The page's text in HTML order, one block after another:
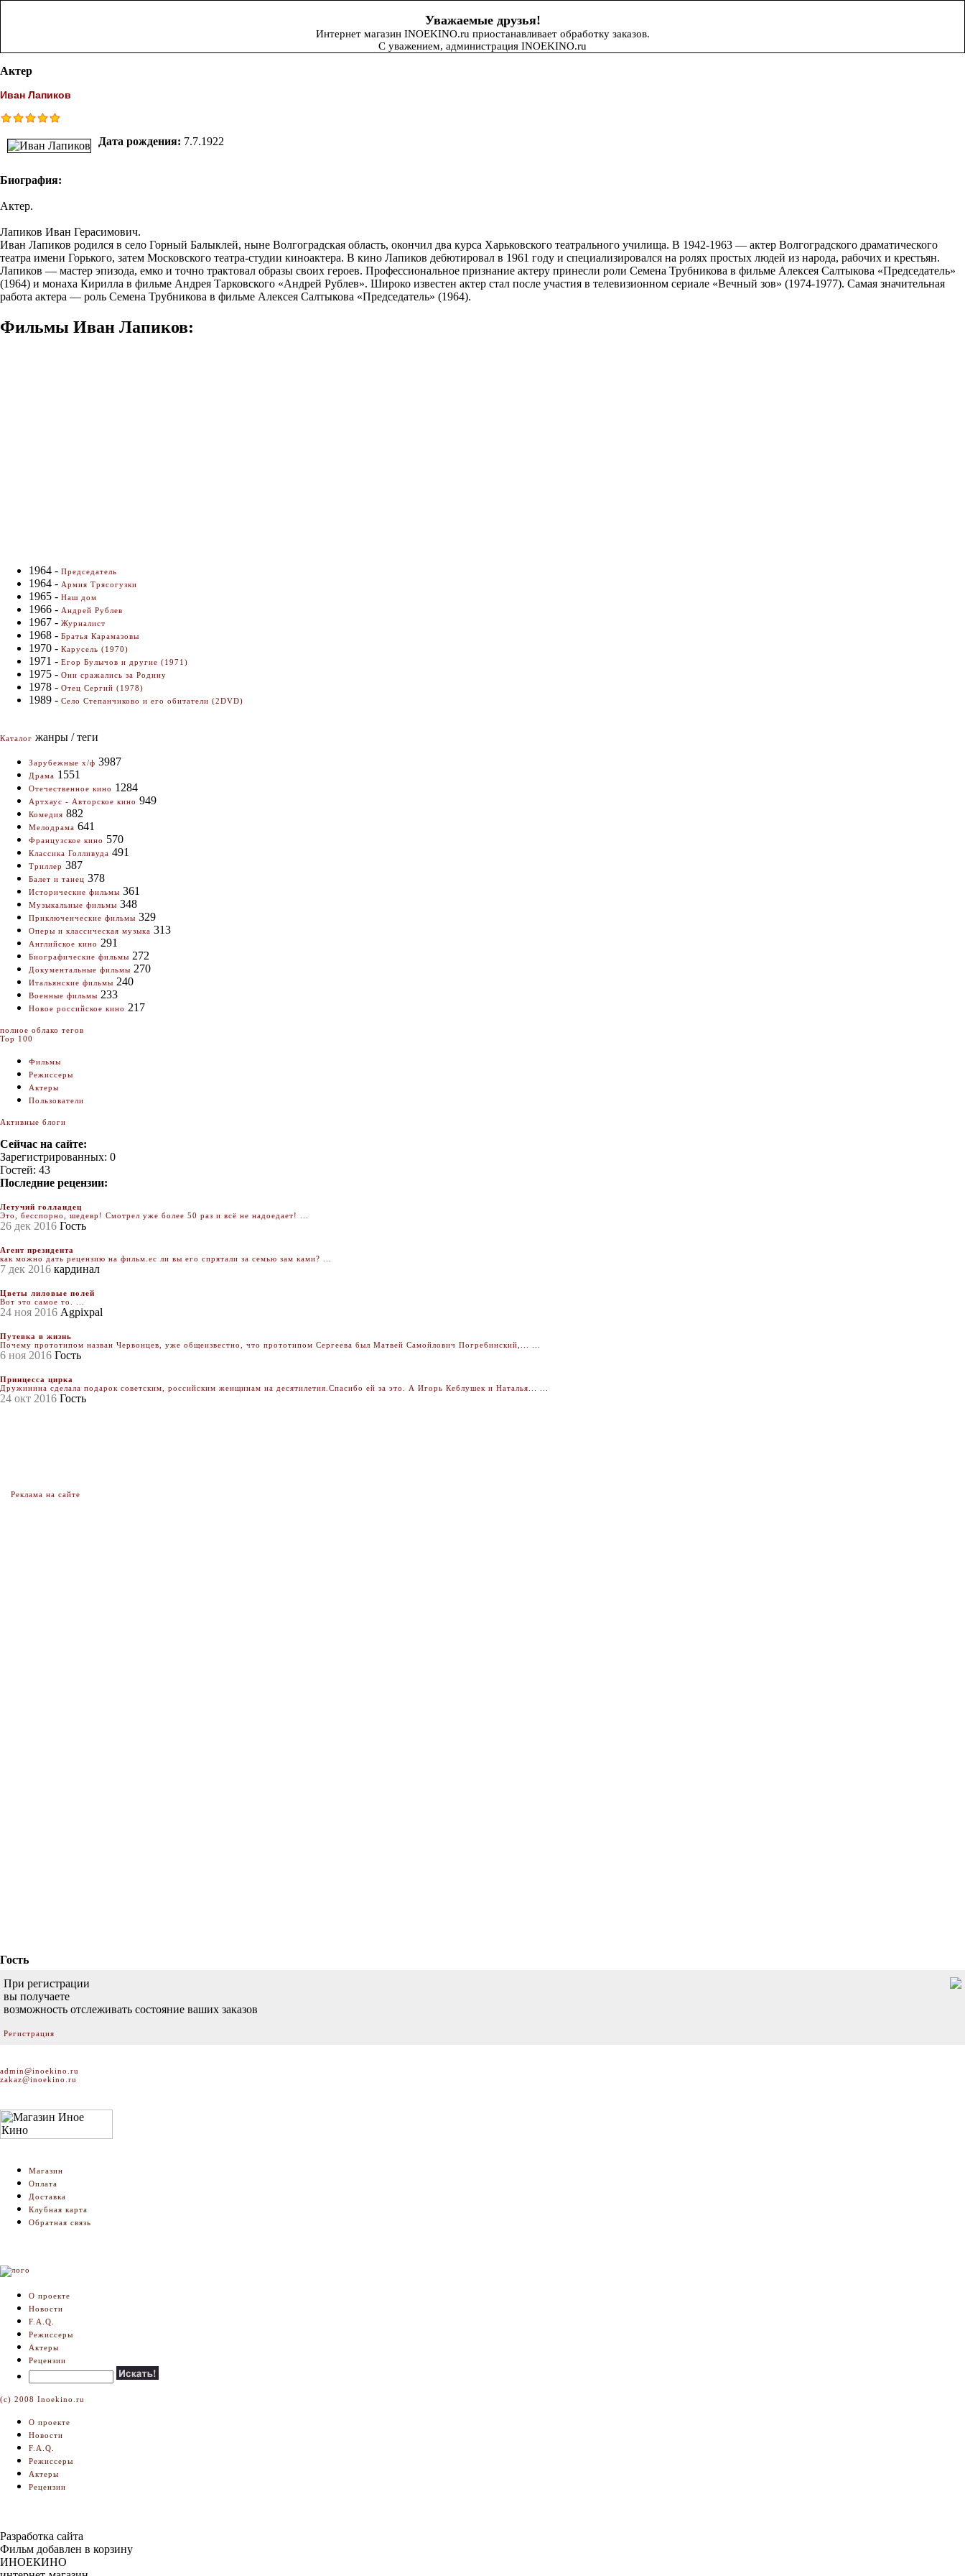
Уважаемые друзья!
Интернет магазин INOEKINO.ru приостанавливает обработку заказов.
С уважением, администрация INOEKINO.ru
Актер
Иван Лапиков
Дата рождения: 7.7.1922
Биография:
Актер.
Лапиков Иван Герасимович.
Иван Лапиков родился в село Горный Балыклей, ныне Волгоградская область, окончил два курса Харьковского театрального училища. В 1942-1963 — актер Волгоградского драматического
театра имени Горького, затем Московского театра-студии киноактера. В кино Лапиков дебютировал в 1961 году и специализировался на ролях простых людей из народа, рабочих и крестьян.
Лапиков — мастер эпизода, емко и точно трактовал образы своих героев. Профессиональное признание актеру принесли роли Семена Трубникова в фильме Алексея Салтыкова «Председатель»
(1964) и монаха Кирилла в фильме Андрея Тарковского «Андрей Рублев». Широко известен актер стал после участия в телевизионном сериале «Вечный зов» (1974-1977). Самая значительная
работа актера — роль Семена Трубникова в фильме Алексея Салтыкова «Председатель» (1964).
Фильмы Иван Лапиков:
1964 - Председатель
1964 - Армия Трясогузки
1965 - Наш дом
1966 - Андрей Рублев
1967 - Журналист
1968 - Братья Карамазовы
1970 - Карусель (1970)
1971 - Егор Булычов и другие (1971)
1975 - Они сражались за Родину
1978 - Отец Сергий (1978)
1989 - Село Степанчиково и его обитатели (2DVD)
Каталог жанры / теги
Зарубежные х/ф 3987
Драма 1551
Отечественное кино 1284
Артхаус - Авторское кино 949
Комедия 882
Мелодрама 641
Французское кино 570
Классика Голливуда 491
Триллер 387
Балет и танец 378
Исторические фильмы 361
Музыкальные фильмы 348
Приключенческие фильмы 329
Оперы и классическая музыка 313
Английское кино 291
Биографические фильмы 272
Документальные фильмы 270
Итальянские фильмы 240
Военные фильмы 233
Новое российское кино 217
полное облако тегов
Top 100
Фильмы
Режиссеры
Актеры
Пользователи
Активные блоги
Сейчас на сайте:
Зарегистрированных: 0
Гостей: 43
Последние рецензии:
Летучий голландец
Это, бесспорно, шедевр! Смотрел уже более 50 раз и всё не надоедает! ...
26 дек 2016 Гость
Агент президента
как можно дать рецензию на фильм.ес ли вы его спрятали за семью зам ками? ...
7 дек 2016 кардинал
Цветы лиловые полей
Вот это самое то. ...
24 ноя 2016 Agpixpal
Путевка в жизнь
Почему прототипом назван Червонцев, уже общеизвестно, что прототипом Сергеева был Матвей Самойлович Погребинский,... ...
6 ноя 2016 Гость
Принцесса цирка
Дружинина сделала подарок советским, российским женщинам на десятилетия.Спасибо ей за это. А Игорь Кеблушек и Наталья... ...
24 окт 2016 Гость
Реклама на сайте
Гость
При регистрации
вы получаете
возможность отслеживать состояние ваших заказов
Регистрация
admin@inoekino.ru
zakaz@inoekino.ru
Магазин
Оплата
Доставка
Клубная карта
Обратная связь
О проекте
Новости
F.A.Q.
Режиссеры
Актеры
Рецензии
(c) 2008 Inoekino.ru
О проекте
Новости
F.A.Q.
Режиссеры
Актеры
Рецензии
Разработка сайта
Фильм добавлен в корзину
ИНОЕКИНО